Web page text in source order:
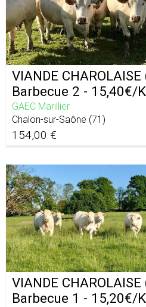
VIANDE
Barbecue 2 - 15,40€/
GAEC Marillier
Chalon-sur-Saône (71 )
154,00 €
VIANDE
Barbecue 1 - 15,20€/